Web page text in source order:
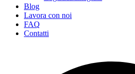
Blog
Lavora con noi
FAQ
Contatti